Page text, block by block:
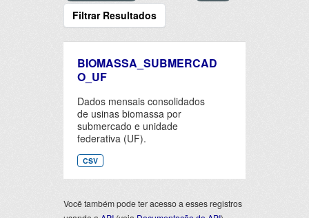
Filtrar Resultados
BIOMASSA_SUBMERCAD
O_UF
Dados mensais consolidados
de usinas biomassa por
submercado e unidade
federativa (UF).
CSV
Você também pode ter acesso a esses registros